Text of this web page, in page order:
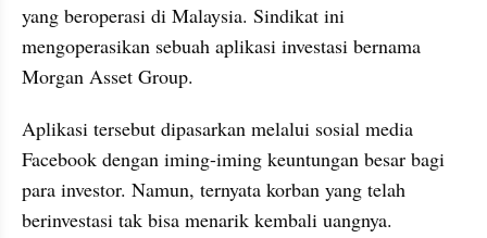
yang beroperasi di Malaysia. Sindikat ini
mengoperasikan sebuah aplikasi investasi bernama
Morgan Asset Group.
Aplikasi tersebut dipasarkan melalui sosial media
Facebook dengan iming-iming keuntungan besar bagi
para investor. Namun, ternyata korban yang telah
berinvestasi tak bisa menarik kembali uangnya.